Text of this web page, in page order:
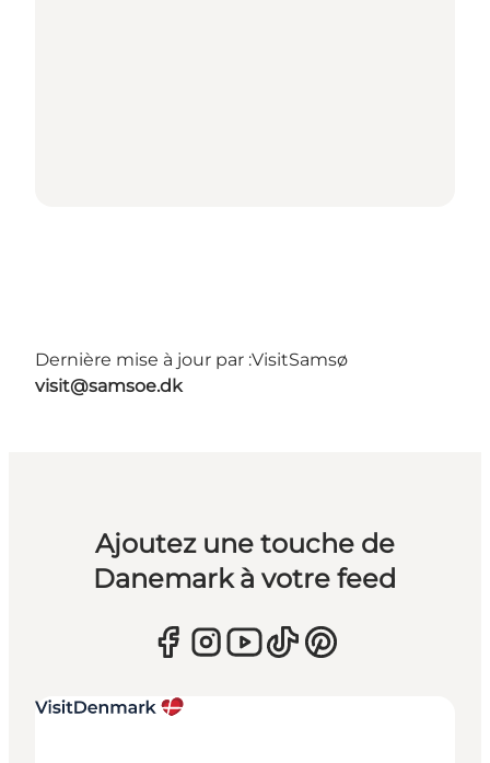
Dernière mise à jour par :VisitSamsø
visit@samsoe.dk
Ajoutez une touche de
Danemark à votre feed